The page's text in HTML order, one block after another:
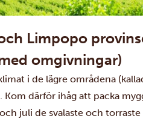
Limpopo
omgivningar)
i de lägre områdena
därför ihåg att packa
juli de svalaste och